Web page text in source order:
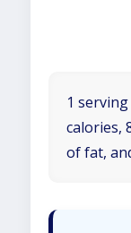
1
calories,
of fat,